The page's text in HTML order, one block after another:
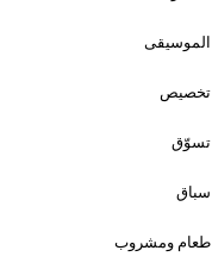
الموسيقى
تخصيص
تسوّق
سباق
طعام ومشروب